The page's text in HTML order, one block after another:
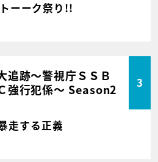
ーーク祭り!!
追跡～警視庁ＳＳＢ
強行犯係～ Season2
3
走する正義